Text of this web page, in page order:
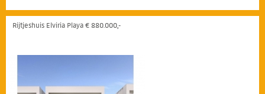
Rijtjeshuis Elviria Playa € 880.000,-